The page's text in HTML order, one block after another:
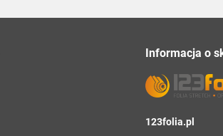
Informacja o
123folia.pl